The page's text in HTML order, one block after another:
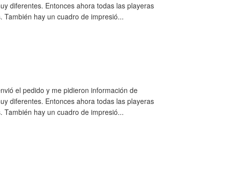
diferentes. Entonces ahora todas las playeras
hay un cuadro de impresió...
el pedido y me pidieron información de
diferentes. Entonces ahora todas las playeras
hay un cuadro de impresió...